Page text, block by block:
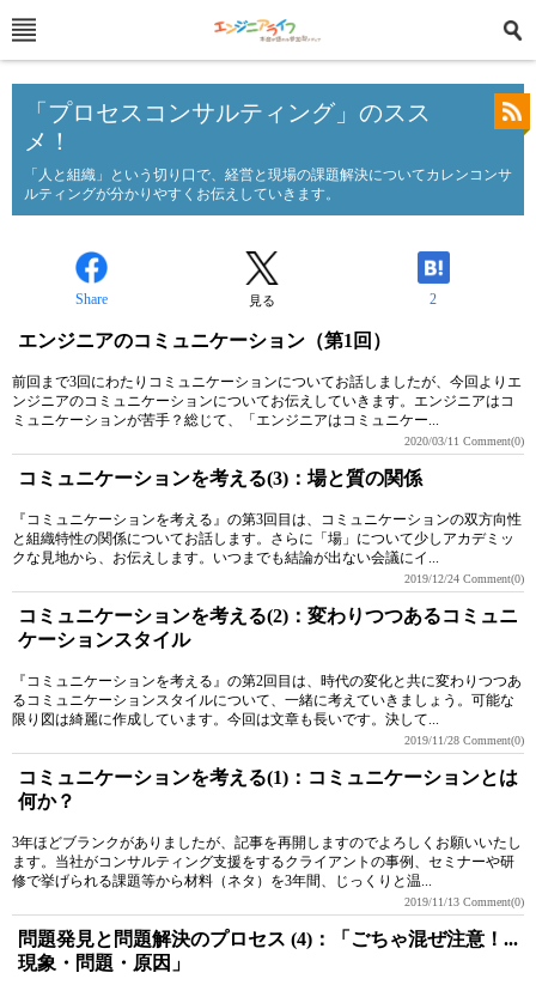
「プロセスコンサルティング」のスス
メ！
「人と組織」という切り口で、経営と現場の課題解決についてカレンコンサ
ルティングが分かりやすくお伝えしていきます。
Share 見る 2
エンジニアのコミュニケーション（第1回）
前回まで3回にわたりコミュニケーションについてお話しましたが、今回よりエ
ンジニアのコミュニケーションについてお伝えしていきます。エンジニアはコ
ミュニケーションが苦手？総じて、「エンジニアはコミュニケー...
2020/03/11 Comment(0)
コミュニケーションを考える(3)：場と質の関係
『コミュニケーションを考える』の第3回目は、コミュニケーションの双方向性
と組織特性の関係についてお話します。さらに「場」について少しアカデミッ
クな見地から、お伝えします。いつまでも結論が出ない会議にイ...
2019/12/24 Comment(0)
コミュニケーションを考える(2)：変わりつつあるコミュニ
ケーションスタイル
『コミュニケーションを考える』の第2回目は、時代の変化と共に変わりつつあ
るコミュニケーションスタイルについて、一緒に考えていきましょう。可能な
限り図は綺麗に作成しています。今回は文章も長いです。決して...
2019/11/28 Comment(0)
コミュニケーションを考える(1)：コミュニケーションとは
何か？
3年ほどブランクがありましたが、記事を再開しますのでよろしくお願いいたし
ます。当社がコンサルティング支援をするクライアントの事例、セミナーや研
修で挙げられる課題等から材料（ネタ）を3年間、じっくりと温...
2019/11/13 Comment(0)
問題発見と問題解決のプロセス (4)：「ごちゃ混ぜ注意！...
現象・問題・原因」